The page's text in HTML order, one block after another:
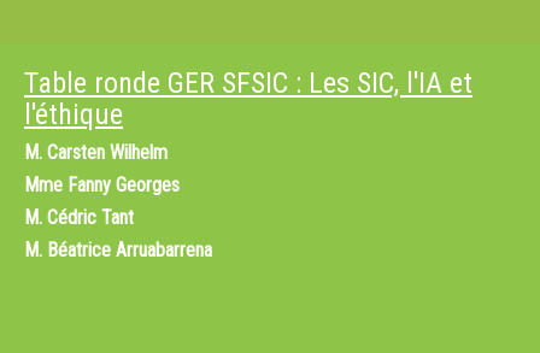
Table ronde GER SFSIC : Les SIC, l'IA et
l'éthique
M. Carsten Wilhelm
Mme Fanny Georges
M. Cédric Tant
M. Béatrice Arruabarrena